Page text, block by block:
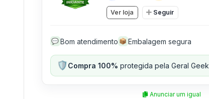
Ver loja Seguir
💬 Bom atendimento 📦 Embalagem segura
🛡️Compra 100% protegida pela Geral Geek
Anunciar um igual